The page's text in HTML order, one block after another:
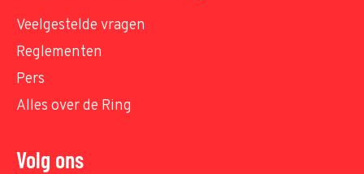
Veelgestelde vragen
Reglementen
Pers
Alles over de Ring
Volg ons